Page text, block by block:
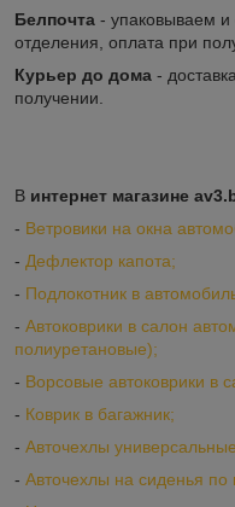
Белпочта - упаковываем
отделения, оплата при
Курьер до дома -
получении.
В интернет магазине
- Ветровики на окна
- Дефлектор капота;
- Подлокотник в
- Автоковрики в салон
полиуретановые);
- Ворсовые автоковрики в
- Коврик в багажник;
- Авточехлы
- Авточехлы на сиденья